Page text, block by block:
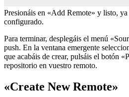
Presionáis en «Add Remote» y listo,
configurado.
Para terminar, desplegáis el menú
push. En la ventana emergente
que acabáis de crear, pulsáis el botón
repositorio en vuestro remoto.
«Create New Remote»